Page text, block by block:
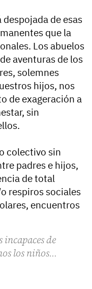
de esas
que la
Los abuelos
aventuras de los
solemnes
hijos, nos
de exageración a
sin
colectivo sin
padres e hijos,
de total
respiros sociales
encuentros
de
los niños…